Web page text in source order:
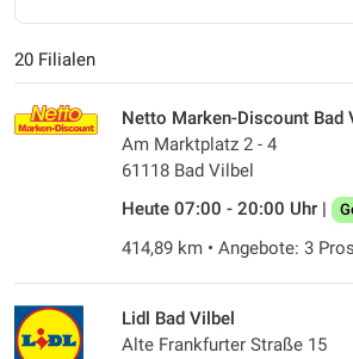
20 Filialen
Netto Marken-Discount Bad
Am Marktplatz 2 - 4
61118 Bad Vilbel
Heute 07:00 - 20:00 Uhr |
414,89 km • Angebote: 3
Lidl Bad Vilbel
Alte Frankfurter Straße 15